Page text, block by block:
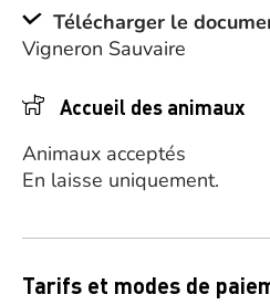
Télécharger le
Vigneron Sauvaire
Accueil des animaux
Animaux acceptés
En laisse uniquement.
Tarifs et modes de